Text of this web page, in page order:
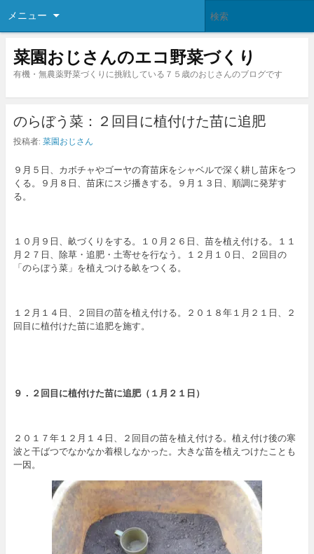
メニュー
菜園おじさんのエコ野菜づくり
有機・無農薬野菜づくりに挑戦している７５歳のおじさんのブログです
のらぼう菜：２回目に植付けた苗に追肥
投稿者: 菜園おじさん
９月５日、カボチャやゴーヤの育苗床をシャベルで深く耕し苗床をつ
くる。９月８日、苗床にスジ播きする。９月１３日、順調に発芽す
る。
１０月９日、畝づくりをする。１０月２６日、苗を植え付ける。１１
月２７日、除草・追肥・土寄せを行なう。１２月１０日、２回目の
「のらぼう菜」を植えつける畝をつくる。
１２月１４日、２回目の苗を植え付ける。２０１８年１月２１日、２
回目に植付けた苗に追肥を施す。
９．２回目に植付けた苗に追肥（１月２１日）
２０１７年１２月１４日、２回目の苗を植え付ける。植え付け後の寒
波と干ばつでなかなか着根しなかった。大きな苗を植えつけたことも
一因。